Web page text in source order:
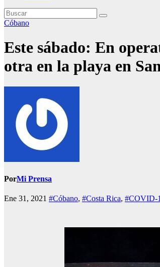
Cóbano
Este sábado: En
otra en la playa en
PorMi Prensa
Ene 31, 2021 #Cóbano, #Costa Rica, #COVID-